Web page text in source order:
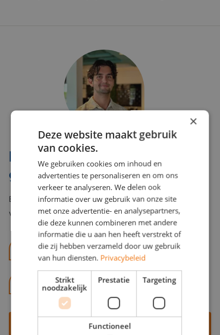
Interesse? Benno helpt je
graag verder!
Bel of mail Benno met al jouw vragen. Benno staat
voor je klaar en helpt je graag!
benno@viajou.nl
06 13 28 62 71
Contact opnemen
×
Deze website maakt gebruik
van cookies.
We gebruiken cookies om inhoud en
advertenties te personaliseren en om ons
verkeer te analyseren. We delen ook
informatie over uw gebruik van onze site
met onze advertentie- en analysepartners,
die deze kunnen combineren met andere
informatie die u aan hen heeft verstrekt of
die zij hebben verzameld door uw gebruik
van hun diensten. Privacybeleid
Strikt
noodzakelijk
Prestatie Targeting
Functioneel